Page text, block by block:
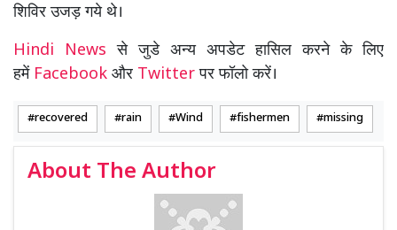
शिविर उजड़ गये थे।
Hindi Newsसे जुडे अन्य अपडेट हासिल करने के लिए
हमें Facebook और Twitterपर फॉलो करें।
recovered rain Wind fishermen missing
About The Author